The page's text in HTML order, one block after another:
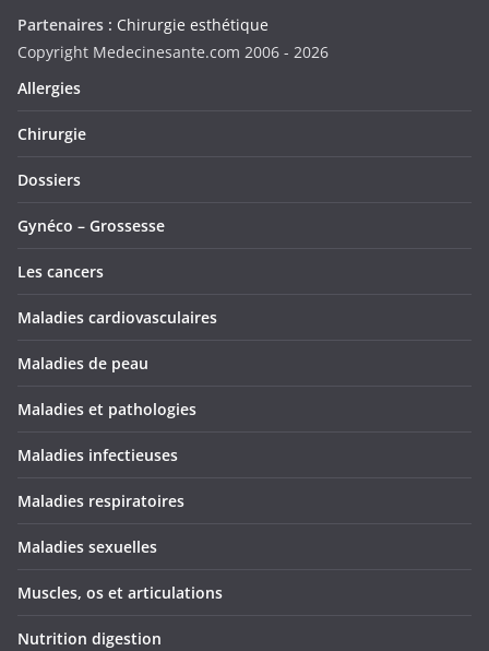
Partenaires : Chirurgie esthétique
Copyright Medecinesante.com 2006 - 2026
Allergies
Chirurgie
Dossiers
Gynéco – Grossesse
Les cancers
Maladies cardiovasculaires
Maladies de peau
Maladies et pathologies
Maladies infectieuses
Maladies respiratoires
Maladies sexuelles
Muscles, os et articulations
Nutrition digestion